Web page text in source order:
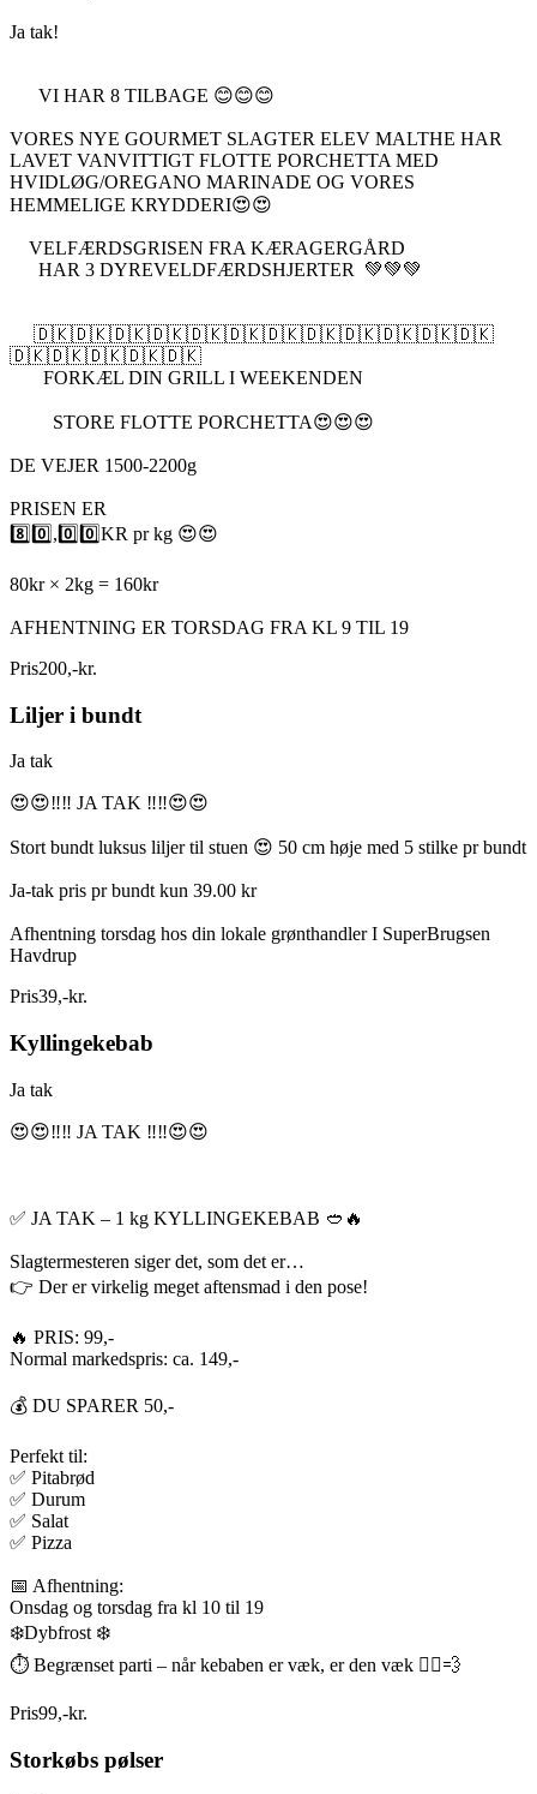
Ja tak!
VI HAR 8 TILBAGE 😊😊😊
VORES NYE GOURMET SLAGTER ELEV MALTHE HAR
LAVET VANVITTIGT FLOTTE PORCHETTA MED
HVIDLØG/OREGANO MARINADE OG VORES
HEMMELIGE KRYDDERI😍😍
VELFÆRDSGRISEN FRA KÆRAGERGÅRD
HAR 3 DYREVELDFÆRDSHJERTER 💚💚💚
🇩🇰🇩🇰🇩🇰🇩🇰🇩🇰🇩🇰🇩🇰🇩🇰🇩🇰🇩🇰🇩🇰🇩🇰
🇩🇰🇩🇰🇩🇰🇩🇰🇩🇰
FORKÆL DIN GRILL I WEEKENDEN
STORE FLOTTE PORCHETTA😍😍😍
DE VEJER 1500-2200g
PRISEN ER
8️⃣0️⃣,0️⃣0️⃣KR pr kg 😍😍
80kr × 2kg = 160kr
AFHENTNING ER TORSDAG FRA KL 9 TIL 19
Pris200,-kr.
Liljer i bundt
Ja tak
😍😍‼️‼️ JA TAK ‼️‼️😍😍
Stort bundt luksus liljer til stuen 😍 50 cm høje med 5 stilke pr bundt
Ja-tak pris pr bundt kun 39.00 kr
Afhentning torsdag hos din lokale grønthandler I SuperBrugsen
Havdrup
Pris39,-kr.
Kyllingekebab
Ja tak
😍😍‼️‼️ JA TAK ‼️‼️😍😍
✅ JA TAK – 1 kg KYLLINGEKEBAB 🥙🔥
Slagtermesteren siger det, som det er…
👉 Der er virkelig meget aftensmad i den pose!
🔥 PRIS: 99,-
Normal markedspris: ca. 149,-
💰 DU SPARER 50,-
Perfekt til:
✅ Pitabrød
✅ Durum
✅ Salat
✅ Pizza
📅 Afhentning:
Onsdag og torsdag fra kl 10 til 19
❄️Dybfrost ❄️
⏱️ Begrænset parti – når kebaben er væk, er den væk 🏃‍♂️💨
Pris99,-kr.
Storkøbs pølser